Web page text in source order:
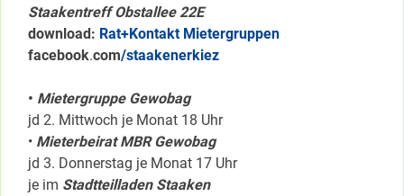
Staakentreff Obstallee 22E
download: Rat+Kontakt Mietergruppen
facebook.com/staakenerkiez
• Mietergruppe Gewobag
jd 2. Mittwoch je Monat 18 Uhr
• Mieterbeirat MBR Gewobag
jd 3. Donnerstag je Monat 17 Uhr
je im Stadtteilladen Staaken